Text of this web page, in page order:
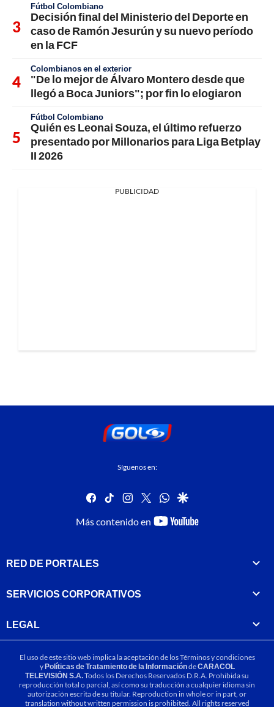
Fútbol Colombiano
Decisión final del Ministerio del Deporte en
caso de Ramón Jesurún y su nuevo período
en la FCF
Colombianos en el exterior
"De lo mejor de Álvaro Montero desde que
llegó a Boca Juniors"; por fin lo elogiaron
Fútbol Colombiano
Quién es Leonai Souza, el último refuerzo
presentado por Millonarios para Liga Betplay
II 2026
PUBLICIDAD
Síguenos en:
facebook
tiktok instagram
twitterwhatsapp
google
Más contenido en
youtube-
RED DE PORTALES
SERVICIOS CORPORATIVOS
LEGAL
El uso de este sitio web implica la aceptación de losTérminos y condiciones
yPolíticas de Tratamiento de la InformacióndeCARACOL
TELEVISIÓN S.A.Todos los Derechos Reservados D.R.A. Prohibida su
reproducción total o parcial, así como su traducción a cualquier idioma sin
autorización escrita de su titular. Reproduction in whole or in part, or
translation without written permission is prohibited. All rights reserved